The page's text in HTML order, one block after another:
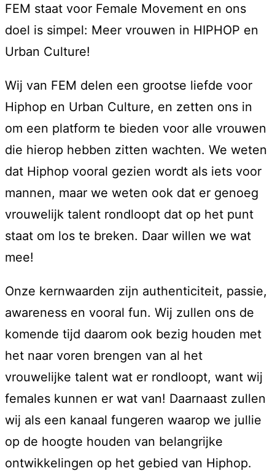
FEM staat voor Female Movement en ons
doel is simpel: Meer vrouwen in HIPHOP en
Urban Culture!
Wij van FEM delen een grootse liefde voor
Hiphop en Urban Culture, en zetten ons in
om een platform te bieden voor alle vrouwen
die hierop hebben zitten wachten. We weten
dat Hiphop vooral gezien wordt als iets voor
mannen, maar we weten ook dat er genoeg
vrouwelijk talent rondloopt dat op het punt
staat om los te breken. Daar willen we wat
mee!
Onze kernwaarden zijn authenticiteit, passie,
awareness en vooral fun. Wij zullen ons de
komende tijd daarom ook bezig houden met
het naar voren brengen van al het
vrouwelijke talent wat er rondloopt, want wij
females kunnen er wat van! Daarnaast zullen
wij als een kanaal fungeren waarop we jullie
op de hoogte houden van belangrijke
ontwikkelingen op het gebied van Hiphop.